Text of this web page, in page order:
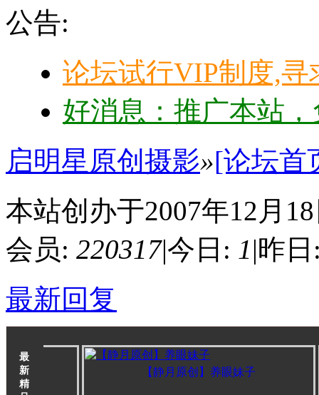
公告:
论坛试行VIP制度,
好消息：推广本站
启明星原创摄影»[论坛首
本站创办于2007年12月
会员: 220317|今日: 1|昨
最新回复
最
新
精
【静月原创】养眼妹子